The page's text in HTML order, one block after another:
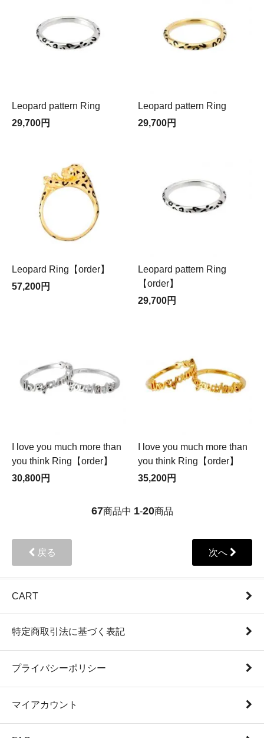
Leopard pattern Ring
29,700円
Leopard pattern Ring
29,700円
Leopard Ring【order】
57,200円
Leopard pattern Ring
【order】
29,700円
I love you much more than
you think Ring【order】
30,800円
I love you much more than
you think Ring【order】
35,200円
67商品中 1-20商品
戻る 次へ
CART
特定商取引法に基づく表記
プライバシーポリシー
マイアカウント